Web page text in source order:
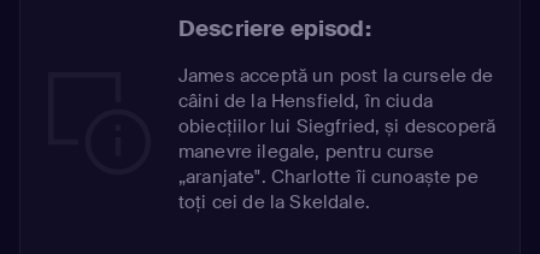
Descriere episod:
James acceptă un post la cursele de
câini de la Hensfield, în ciuda
obiecțiilor lui Siegfried, și descoperă
manevre ilegale, pentru curse
„aranjate". Charlotte îi cunoaște pe
toți cei de la Skeldale.